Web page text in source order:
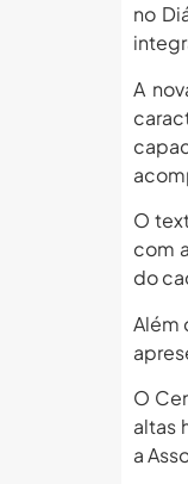
no
A
O
com
do
Além
O
altas
a